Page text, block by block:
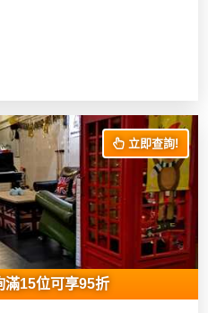
立即查詢!
15位可享95折